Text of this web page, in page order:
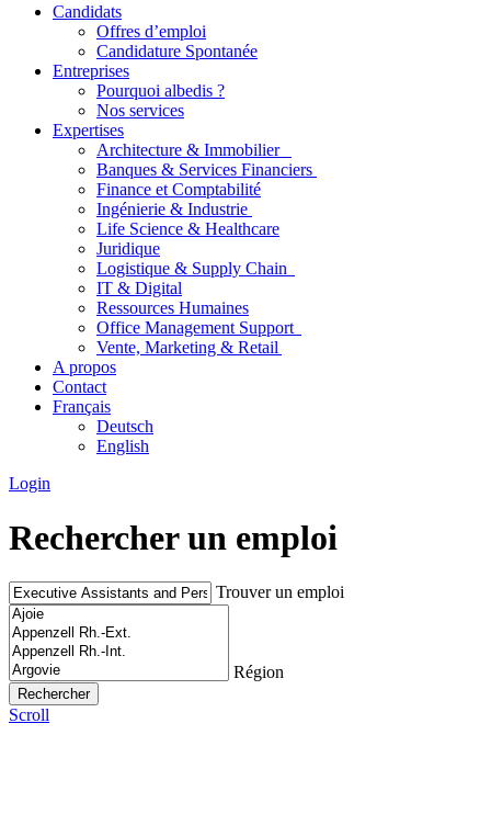
Candidats
Offres d’emploi
Candidature Spontanée
Entreprises
Pourquoi albedis ?
Nos services
Expertises
Architecture & Immobilier
Banques & Services Financiers
Finance et Comptabilité
Ingénierie & Industrie
Life Science & Healthcare
Juridique
Logistique & Supply Chain
IT & Digital
Ressources Humaines
Office Management Support
Vente, Marketing & Retail
A propos
Contact
Français
Deutsch
English
Login
Rechercher un emploi
Trouver un emploi
Région
Scroll